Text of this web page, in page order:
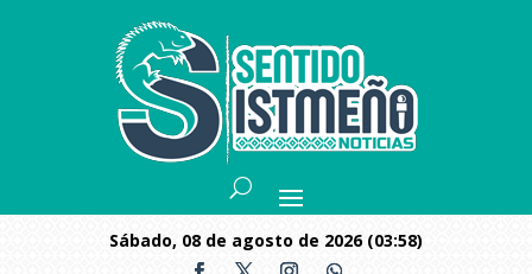
sábado, 08 de agosto de 2026 (03:58)